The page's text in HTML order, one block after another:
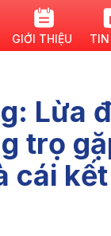
GIỚI THIỆU
Lừa
trọ
cái kết